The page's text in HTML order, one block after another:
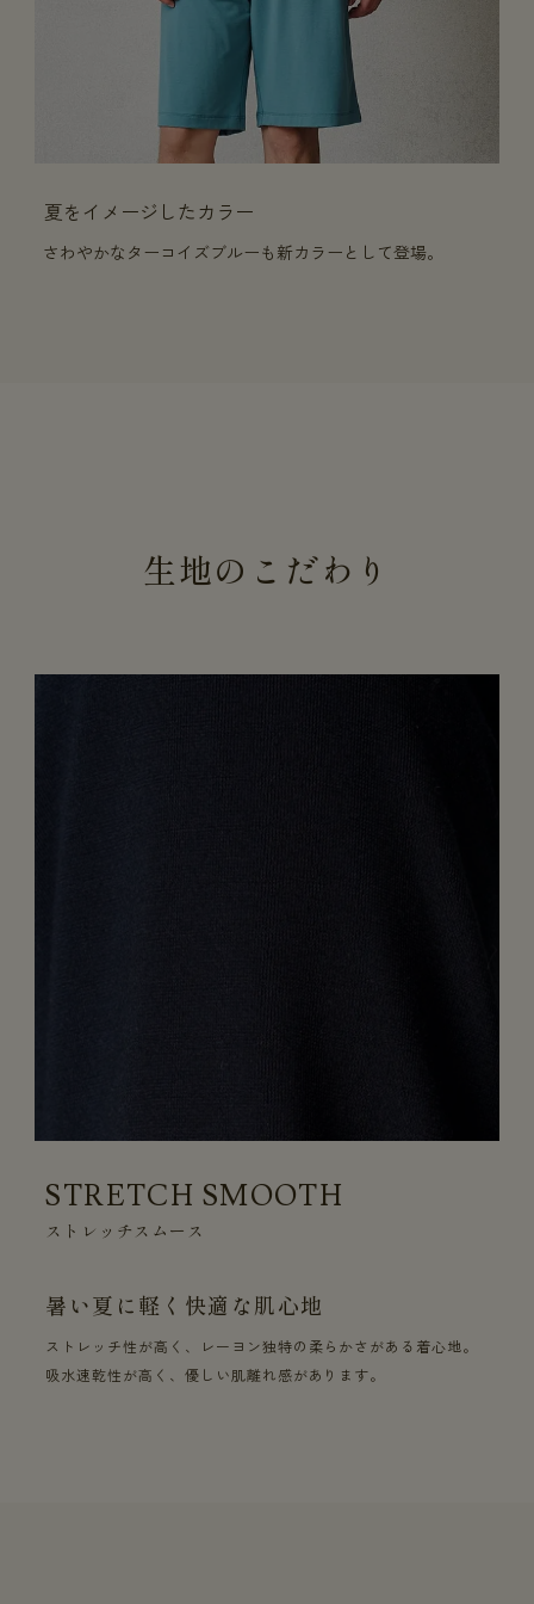
夏をイメージしたカラー
さわやかなターコイズブルーも新カラーとして登場。
生地のこだわり
STRETCH SMOOTH
ストレッチスムース
暑い夏に軽く快適な肌心地
ストレッチ性が高く、レーヨン独特の柔らかさがある着心地。
吸水速乾性が高く、優しい肌離れ感があります。